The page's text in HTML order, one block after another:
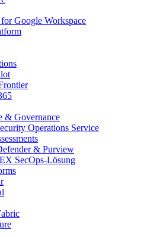
Google Workspace
& Governance
Operations Service
& Purview
SecOps-Lösung